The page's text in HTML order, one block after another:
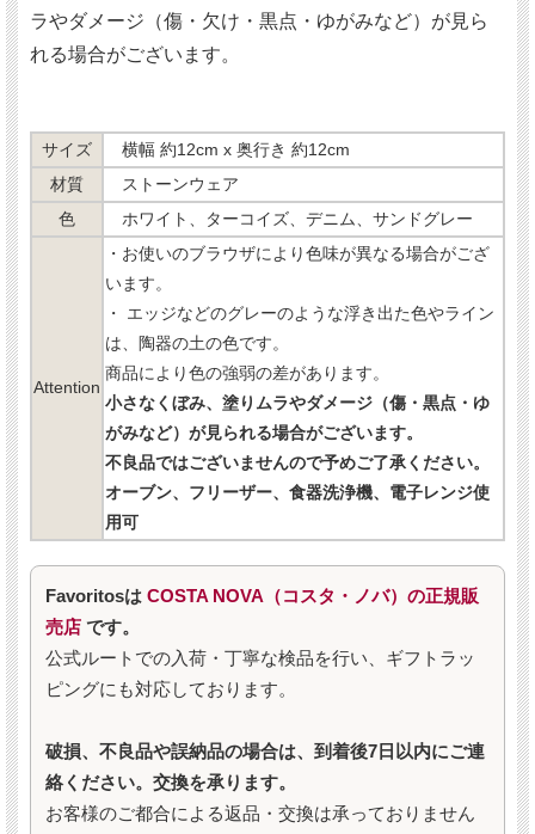
ラやダメージ（傷・欠け・黒点・ゆがみなど）が見ら
れる場合がございます。
サイズ
横幅 約12cm x 奥行き 約12cm
材質
ストーンウェア
色
ホワイト、ターコイズ、デニム、サンドグレー
Attention
・お使いのブラウザにより色味が異なる場合がござ
います。
・ エッジなどのグレーのような浮き出た色やライン
は、陶器の土の色です。
商品により色の強弱の差があります。
小さなくぼみ、塗りムラやダメージ（傷・黒点・ゆ
がみなど）が見られる場合がございます。
不良品ではございませんので予めご了承ください。
オーブン、フリーザー、食器洗浄機、電子レンジ使
用可
Favoritosは COSTA NOVA（コスタ・ノバ）の正規販
売店 です。
公式ルートでの入荷・丁寧な検品を行い、ギフトラッ
ピングにも対応しております。
破損、不良品や誤納品の場合は、到着後7日以内にご連
絡ください。交換を承ります。
お客様のご都合による返品・交換は承っておりません